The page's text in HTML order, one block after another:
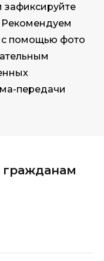
Рекомендуем
с помощью фото
передачи